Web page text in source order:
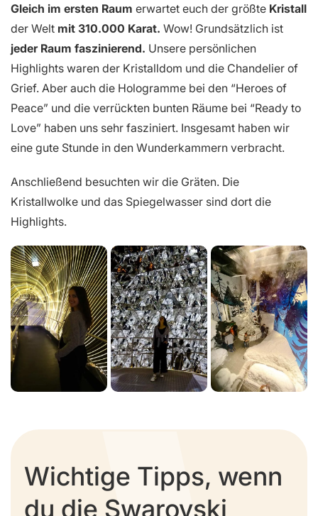
Gleich im ersten Raum erwartet euch der größte Kristall
der Welt mit 310.000 Karat. Wow! Grundsätzlich ist
jeder Raum faszinierend. Unsere persönlichen
Highlights waren der Kristalldom und die Chandelier of
Grief. Aber auch die Hologramme bei den “Heroes of
Peace” und die verrückten bunten Räume bei “Ready to
Love” haben uns sehr fasziniert. Insgesamt haben wir
eine gute Stunde in den Wunderkammern verbracht.
Anschließend besuchten wir die Gräten. Die
Kristallwolke und das Spiegelwasser sind dort die
Highlights.
Wichtige Tipps, wenn
du die Swarovski